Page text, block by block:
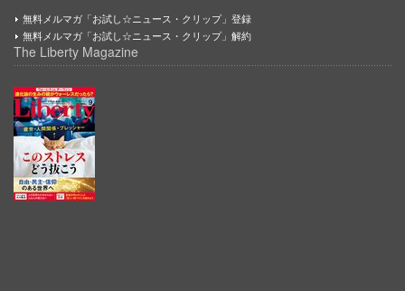
無料メルマガ「お試し☆ニュース・クリップ」登録
無料メルマガ「お試し☆ニュース・クリップ」解約
The Liberty Magazine